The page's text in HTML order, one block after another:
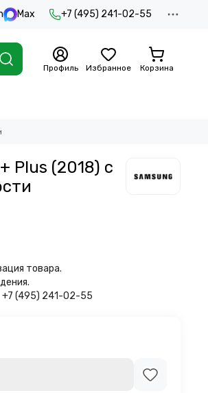
Max +7 (495) 241-02-55
Профиль Избранное Корзина
Plus (2018) с
товара.
+7 (495) 241-02-55